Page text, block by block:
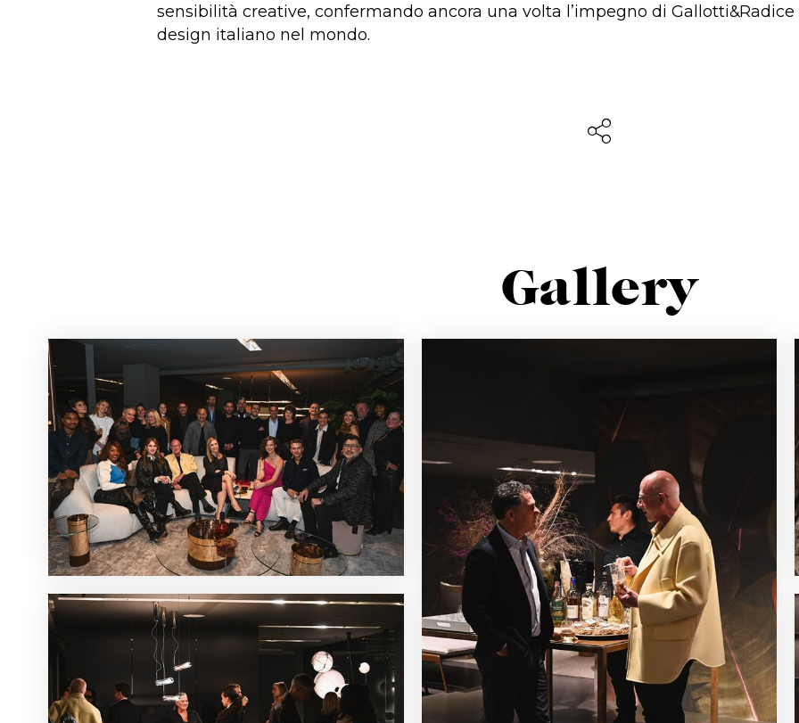
sensibilità creative, confermando ancora una volta l’impegno di
design italiano nel mondo.
Gallery
Iscriviti alla newsletter
Rimani sempre informato su nuovi prodotti, eventi e
ISCRIVITI